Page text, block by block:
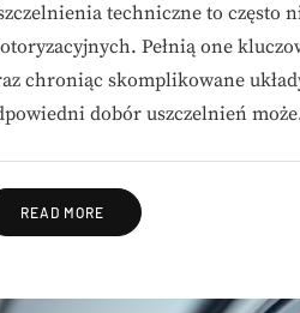
techniczne to często
Pełnią one
chroniąc skomplikowane
dobór uszczelnień
READ MORE